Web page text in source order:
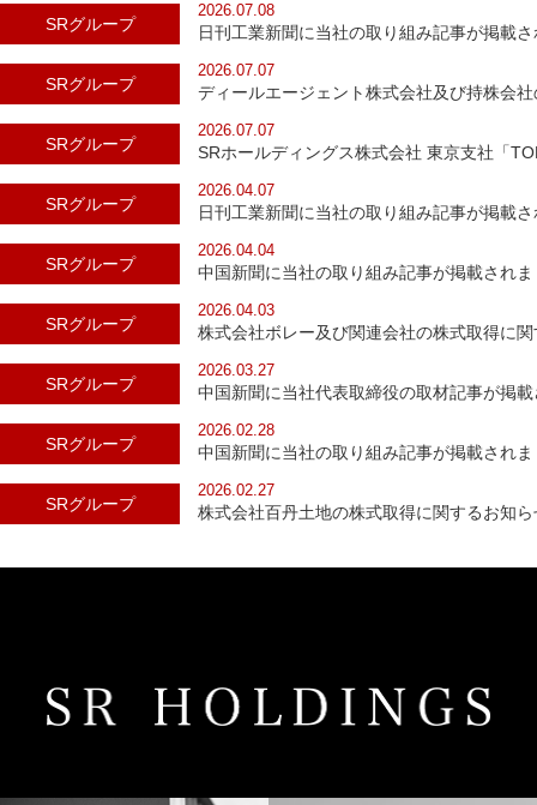
SRグループ
2026.07.08
日刊工業新聞に当社の取り組み記事が掲載
SRグループ
2026.07.07
ディールエージェント株式会社及び持株会
SRグループ
2026.07.07
SRホールディングス株式会社 東京支社「
SRグループ
2026.04.07
日刊工業新聞に当社の取り組み記事が掲載
SRグループ
2026.04.04
中国新聞に当社の取り組み記事が掲載されま
SRグループ
2026.04.03
株式会社ボレー及び関連会社の株式取得に
SRグループ
2026.03.27
中国新聞に当社代表取締役の取材記事が掲
SRグループ
2026.02.28
中国新聞に当社の取り組み記事が掲載されま
SRグループ
2026.02.27
株式会社百丹土地の株式取得に関するお知ら